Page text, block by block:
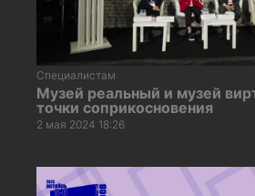
Специалистам
Музей реальный и музей
точки соприкосновения
2 мая 2024 18:26